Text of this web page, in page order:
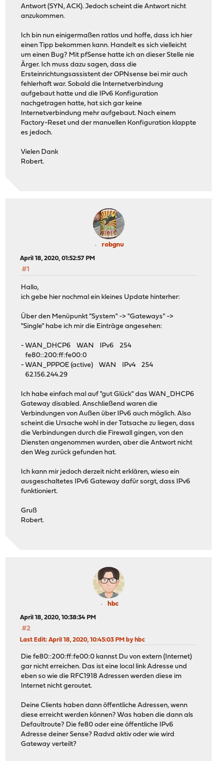
Antwort (SYN, ACK). Jedoch scheint die Antwort nicht
anzukommen.
Ich bin nun einigermaßen ratlos und hoffe, dass ich hier
einen Tipp bekommen kann. Handelt es sich vielleicht
um einen Bug? Mit pfSense hatte ich an dieser Stelle nie
Ärger. Ich muss dazu sagen, dass die
Ersteinrichtungsassistent der OPNsense bei mir auch
fehlerhaft war. Sobald die Internetverbindung
aufgebaut hatte und die IPv6 Konfiguration
nachgetragen hatte, hat sich gar keine
Internetverbindung mehr aufgebaut. Nach einem
Factory-Reset und der manuellen Konfiguration klappte
es jedoch.
Vielen Dank
Robert.
robgnu
April 18, 2020, 01:52:57 PM
#1
Hallo,
ich gebe hier nochmal ein kleines Update hinterher:
Über den Menüpunkt "System" -> "Gateways" ->
"Single" habe ich mir die Einträge angesehen:
- WAN_DHCP6 WAN IPv6 254
fe80::200:ff:fe00:0
- WAN_PPPOE (active) WAN IPv4 254
62.156.244.29
Ich habe einfach mal auf "gut Glück" das WAN_DHCP6
Gateway disabled. Anschließend waren die
Verbindungen von Außen über IPv6 auch möglich. Also
scheint die Ursache wohl in der Tatsache zu liegen, dass
die Verbindungen durch die Firewall gingen, von den
Diensten angenommen wurden, aber die Antwort nicht
den Weg zurück gefunden hat.
Ich kann mir jedoch derzeit nicht erklären, wieso ein
ausgeschaltetes IPv6 Gateway dafür sorgt, dass IPv6
funktioniert.
Gruß
Robert.
hbc
April 18, 2020, 10:38:34 PM
#2
Last Edit: April 18, 2020, 10:45:03 PM by hbc
Die fe80::200:ff:fe00:0 kannst Du von extern (Internet)
gar nicht erreichen. Das ist eine local link Adresse und
eben so wie die RFC1918 Adressen werden diese im
Internet nicht geroutet.
Deine Clients haben dann öffentliche Adressen, wenn
diese erreicht werden können? Was haben die dann als
Defaultroute? Die fe80 oder eine öffentliche IPv6
Adresse deiner Sense? Radvd aktiv oder wie wird
Gateway verteilt?